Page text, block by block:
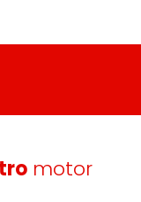
motor
Oro